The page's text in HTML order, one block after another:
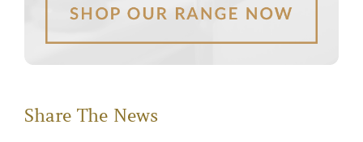
Share The News